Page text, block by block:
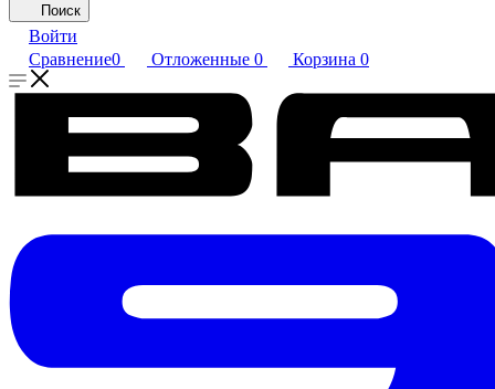
Поиск
Войти
Сравнение0 Отложенные 0 Корзина 0